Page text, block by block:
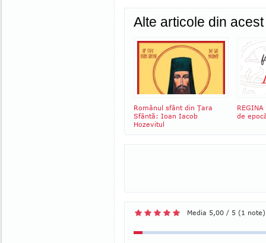
Alte articole din
Românul sfânt din Ţara
Sfântă: Ioan Iacob
Hozevitul
de
Media 5,00 / 5 (1 note)